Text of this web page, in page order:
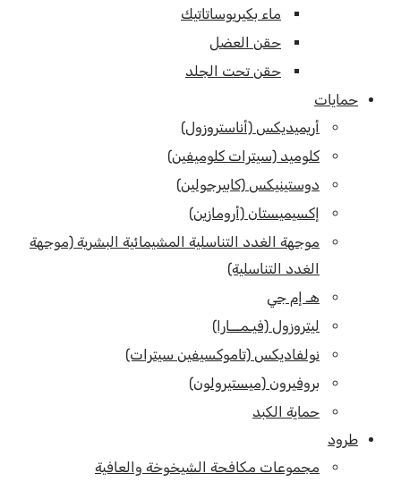
ماء بكيريوساتاتيك
حقن العضل
حقن تحت الجلد
حمايات
أريميديكس (أناستروزول)
كلوميد (سيترات كلوميفين)
دوستينيكس (كابيرجولين)
إكسيميستان (أرومازين)
موجهة الغدد التناسلية المشيمائية البشرية (موجهة
الغدد التناسلية)
هـ إم جي
ليتروزول (فيـمـــارا)
نولفاديكس (تاموكسيفين سيترات)
بروفيرون (ميستيرولون)
حماية الكبد
طرود
مجموعات مكافحة الشيخوخة والعافية